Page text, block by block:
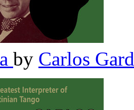
by Carlos